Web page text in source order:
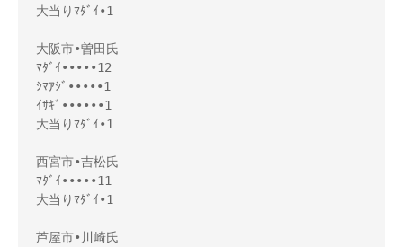
大当りﾏﾀﾞｲ•1
大阪市•曽田氏
ﾏﾀﾞｲ•••••12
ｼﾏｱｼﾞ•••••1
ｲｻｷﾞ••••••1
大当りﾏﾀﾞｲ•1
西宮市•吉松氏
ﾏﾀﾞｲ•••••11
大当りﾏﾀﾞｲ•1
芦屋市•川崎氏